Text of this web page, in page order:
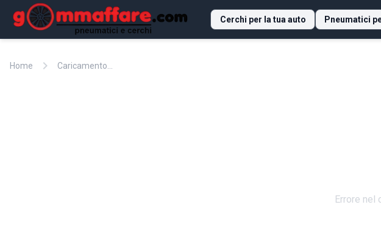
Cerchi per la tua auto Pneumatici
Home chevron_right Caricamento...
Errore nel